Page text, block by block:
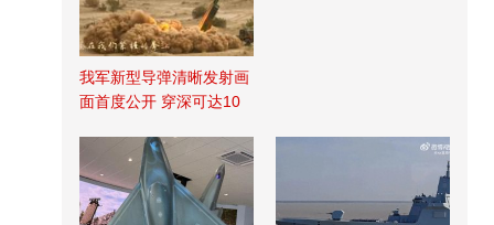
我军新型导弹清晰发射画
面首度公开 穿深可达10